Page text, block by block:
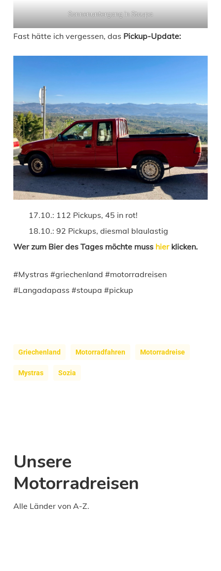
Sonnenuntergang in Stoupa
Fast hätte ich vergessen, das Pickup-Update:
17.10.: 112 Pickups, 45 in rot!
18.10.: 92 Pickups, diesmal blaulastig
Wer zum Bier des Tages möchte muss hierklicken.
#Mystras #griechenland #motorradreisen
#Langadapass #stoupa #pickup
Griechenland Motorradfahren Motorradreise
Mystras Sozia
Unsere
Motorradreisen
Alle Länder von A-Z.